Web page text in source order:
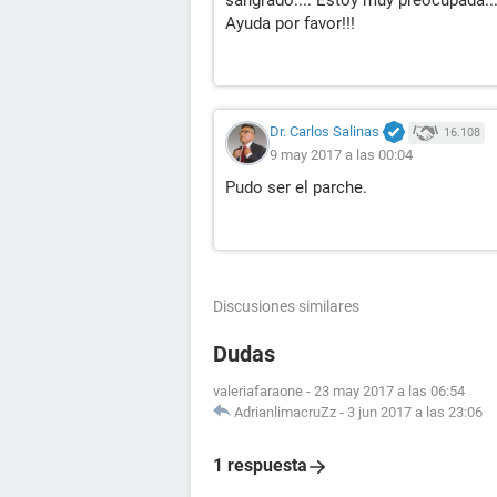
Ayuda por favor!!!
Dr. Carlos Salinas 16.108
9 may 2017 a las 00:04
Pudo ser el parche.
Discusiones similares
Dudas
valeriafaraone - 23 may 2017 a las 06:54
AdrianlimacruZz - 3 jun 2017 a las 23:06
1 respuesta